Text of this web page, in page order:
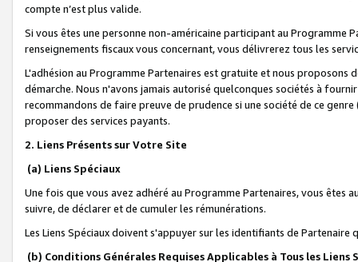
compte n’est plus valide.
Si vous êtes une personne non-américaine participant au
renseignements fiscaux vous concernant, vous délivrerez tous les
L'adhésion au Programme Partenaires est gratuite et nous proposons
démarche. Nous n'avons jamais autorisé quelconques sociétés à
recommandons de faire preuve de prudence si une société de ce
proposer des services payants.
2. Liens Présents sur Votre Site
(a) Liens Spéciaux
Une fois que vous avez adhéré au Programme Partenaires, vous êtes
suivre, de déclarer et de cumuler les rémunérations.
Les Liens Spéciaux doivent s'appuyer sur les identifiants de Partenaire
(b) Conditions Générales Requises Applicables à Tous les Liens